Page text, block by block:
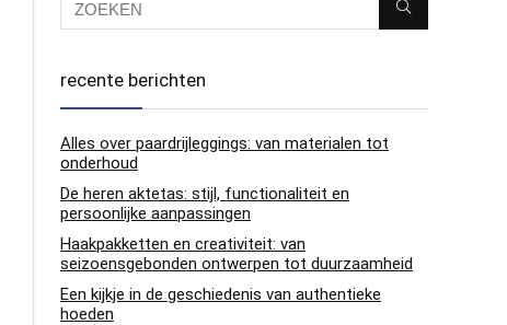
recente berichten
Alles over paardrijleggings: van materialen tot
onderhoud
De heren aktetas: stijl, functionaliteit en
persoonlijke aanpassingen
Haakpakketten en creativiteit: van
seizoensgebonden ontwerpen tot duurzaamheid
Een kijkje in de geschiedenis van authentieke
hoeden